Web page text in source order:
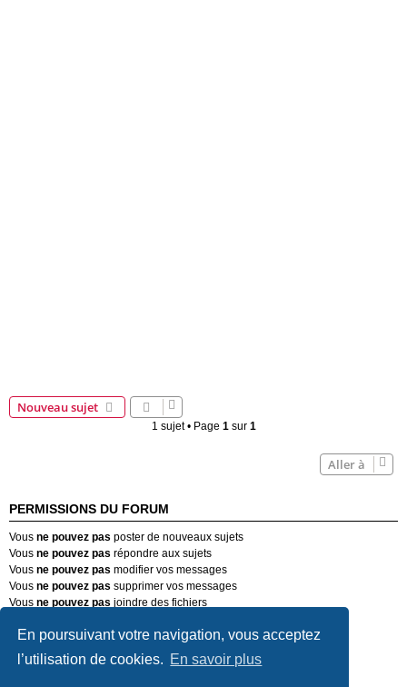
En poursuivant votre navigation, vous acceptez
l’utilisation de cookies. En savoir plus
Nouveau sujet
1 sujet • Page 1sur 1
Aller à
PERMISSIONS DU FORUM
Vous ne pouvez pas poster de nouveaux sujets
Vous ne pouvez pas répondre aux sujets
Vous ne pouvez pas modifier vos messages
Vous ne pouvez pas supprimer vos messages
Vous ne pouvez pas joindre des fichiers
Forum Passion-Alfa (Alfa Romeo)
Nous contacter
Supprimer les cookies
Heures au format UTC+02:00